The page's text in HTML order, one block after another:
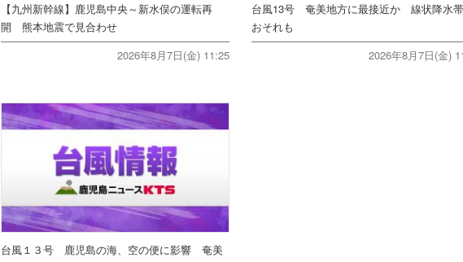
【九州新幹線】鹿児島中央～新水俣の運転再
開 熊本地震で見合わせ
2026年8月7日(金) 11:25
台風13号 奄美地方に最接近か 線状降水
おそれも
2026年8月7日(金)
台風１３号 鹿児島の海、空の便に影響 奄美